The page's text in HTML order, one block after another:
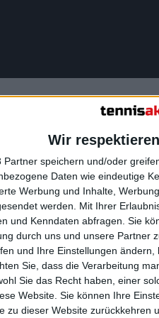
Wir
Partner speichern und/oder
Daten wie eindeutige
Werbung und Inhalte,
werden. Mit Ihrer
und Kenndaten abfragen. Sie
durch uns und unsere Partner
und Ihre Einstellungen
Sie, dass die Verarbeitung
Sie das Recht haben, einer
Website. Sie können Ihre
zu dieser Website zurückkehren
nun die Nummer 1
ist, nachdem
ist eine
zur Londoner
Foto von sich auf dem
London heute Abend!